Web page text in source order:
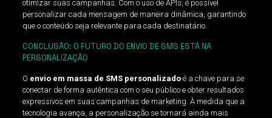
otimizar suas campanhas. Com o uso de APIs, é possível
personalizar cada mensagem de maneira dinâmica, garantindo
que o conteúdo seja relevante para cada destinatário.
CONCLUSÃO: O FUTURO DO ENVIO DE SMS ESTÁ NA
PERSONALIZAÇÃO
O envio em massa de SMS personalizadoé a chave para se
conectar de forma autêntica com o seu público e obter resultados
expressivos em suas campanhas de marketing. À medida que a
tecnologia avança, a personalização se tornará ainda mais